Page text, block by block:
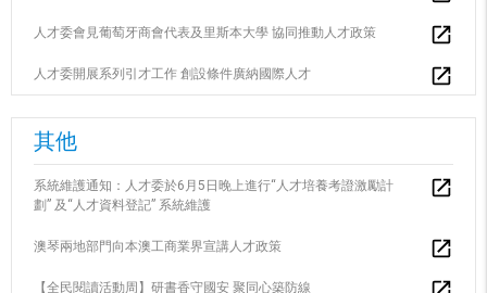
人才委會見葡萄牙商會代表及里斯本大學 協同推動人才政策
人才委開展系列引才工作 創設條件廣納國際人才
其他
系統維護通知：人才委於6月5日晚上進行“人才培養考證激勵計
劃” 及“人才資料登記” 系統維護
澳琴兩地部門向本澳工商業界宣講人才政策
【全民閱讀活動周】研書香守國安 聚同心築防線